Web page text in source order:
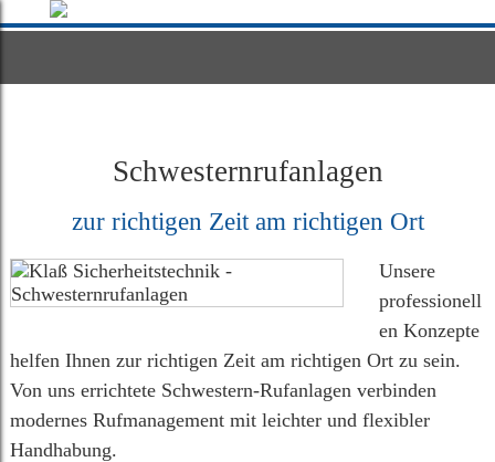
Schwesternrufanlagen
zur richtigen Zeit am richtigen Ort
Unsere
professionell
en Konzepte
helfen Ihnen zur richtigen Zeit am richtigen Ort zu sein.
Von uns errichtete Schwestern-Rufanlagen verbinden
modernes Rufmanagement mit leichter und flexibler
Handhabung.